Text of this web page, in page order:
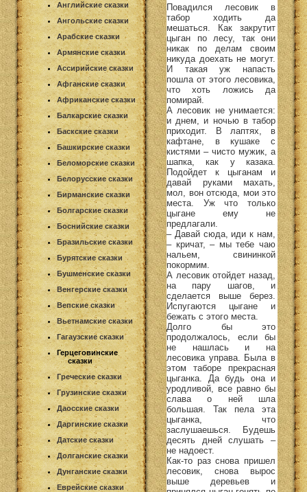
Английские сказки
Ангольские сказки
Арабские сказки
Армянские сказки
Ассирийские сказки
Афганские сказки
Африканские сказки
Балкарские сказки
Баскские сказки
Башкирские сказки
Беломорские сказки
Белорусские сказки
Бирманские сказки
Болгарские сказки
Боснийские сказки
Бразильские сказки
Бурятские сказки
Бушменские сказки
Венгерские сказки
Вепские сказки
Вьетнамские сказки
Гагаузские сказки
Герцеговинские
сказки
Греческие сказки
Грузинские сказки
Даосские сказки
Даргинские сказки
Датские сказки
Долганские сказки
Дунганские сказки
Еврейские сказки
Повадился лесовик в
табор ходить да
мешаться. Как закрутит
цыган по лесу, так они
никак по делам своим
никуда доехать не могут.
И такая уж напасть
пошла от этого лесовика,
что хоть ложись да
помирай.
А лесовик не унимается:
и днем, и ночью в табор
приходит. В лаптях, в
кафтане, в кушаке с
кистями – чисто мужик, а
шапка, как у казака.
Подойдет к цыганам и
давай руками махать,
мол, вон отсюда, мои это
места. Уж что только
цыгане ему не
предлагали.
– Давай сюда, иди к нам,
– кричат, – мы тебе чаю
нальем, свининкой
покормим.
А лесовик отойдет назад,
на пару шагов, и
сделается выше берез.
Испугаются цыгане и
бежать с этого места.
Долго бы это
продолжалось, если бы
не нашлась и на
лесовика управа. Была в
этом таборе прекрасная
цыганка. Да будь она и
уродливой, все равно бы
слава о ней шла
большая. Так пела эта
цыганка, что
заслушаешься. Будешь
десять дней слушать –
не надоест.
Как-то раз снова пришел
лесовик, снова вырос
выше деревьев и